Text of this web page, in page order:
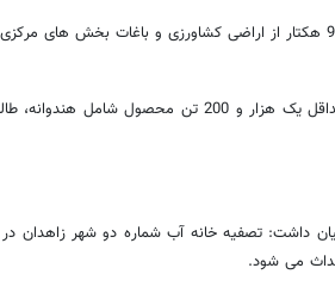
ضرغام بهادری گفت: این محصولات در سطح 90 هکتار از اراضی کشاورزی و باغات
وی افزود: پیش بینی می شود عشایر کنارک حداقل یک هزار و 200 تن
داشت: تصفیه‌ خانه آب شماره دو شهر زاهدان
می شود.